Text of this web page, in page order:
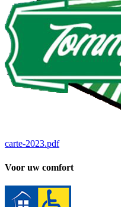
carte-2023.pdf
Voor uw comfort